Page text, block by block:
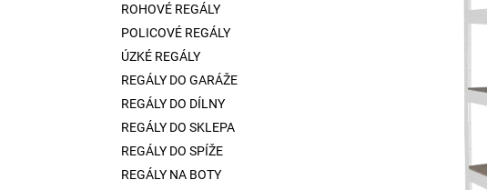
ROHOVÉ REGÁLY
POLICOVÉ REGÁLY
ÚZKÉ REGÁLY
REGÁLY DO GARÁŽE
REGÁLY DO DÍLNY
REGÁLY DO SKLEPA
REGÁLY DO SPÍŽE
REGÁLY NA BOTY